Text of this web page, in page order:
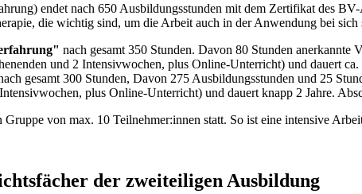
endet nach 650 Ausbildungsstunden mit dem Zertifikat des
die wichtig sind, um die Arbeit auch in der Anwendung bei sich
nach gesamt 350 Stunden. Davon 80 Stunden anerkannte
und 2 Intensivwochen, plus Online-Unterricht) und dauert ca.
gesamt 300 Stunden, Davon 275 Ausbildungsstunden und 25
plus Online-Unterricht) und dauert knapp 2 Jahre.
von max. 10 Teilnehmer:innen statt. So ist eine intensive
der zweiteiligen Ausbildung